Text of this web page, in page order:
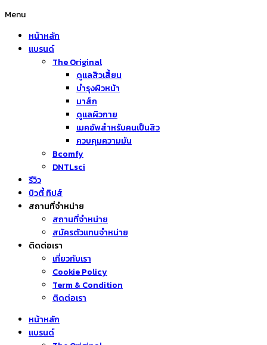
Menu
หน้าหลัก
แบรนด์
The Original
ดูแลสิวเสี้ยน
บำรุงผิวหน้า
มาส์ก
ดูแลผิวกาย
เมคอัพสำหรับคนเป็นสิว
ควบคุมความมัน
Bcomfy
DNTLsci
รีวิว
บิวตี้ ทิปส์
สถานที่จำหน่าย
สถานที่จำหน่าย
สมัครตัวแทนจำหน่าย
ติดต่อเรา
เกี่ยวกับเรา
Cookie Policy
Term & Condition
ติดต่อเรา
หน้าหลัก
แบรนด์